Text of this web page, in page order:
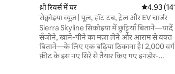
थ्री रिवर्स में घर औसत रेटिंग
4.93
सेक्वोइया व्यूज़ | पूल, हॉट टब, ट्रेल और EV चार्जर
Sierra Skyline सिकोइया में छुट्टियाँ बिताने—यादें
सँजोने, खाने-पीने का मज़ा लेने और आराम से वक्त
बिताने—के लिए एक बढ़िया ठिकाना है। 2,000 वर्ग
फ़ीट के इस नए सिरे से तैयार किए गए इनडोर-